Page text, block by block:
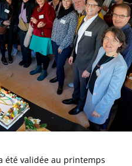
été validée au printemps